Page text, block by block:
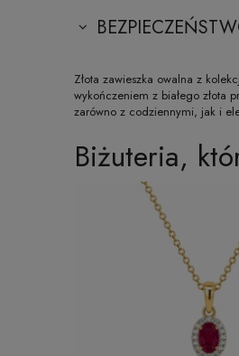
Złota zawieszka owalna z
wykończeniem z białego
zarówno z codziennymi, jak i
Biżuteria,